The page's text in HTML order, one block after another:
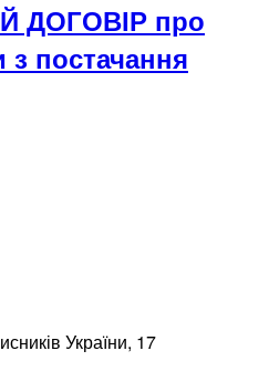
ДОГОВІР про
з постачання
України, 17